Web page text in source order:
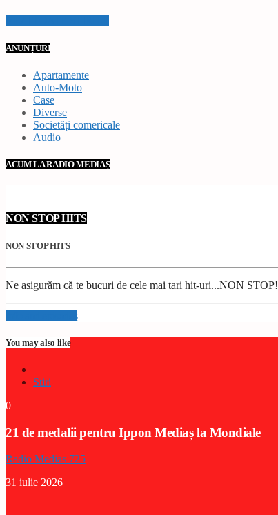
ANUNȚURI
Apartamente
Auto-Moto
Case
Diverse
Societăți comericale
Audio
ACUM LA RADIO MEDIAȘ
NON STOP HITS
NON STOP HITS
Ne asigurăm că te bucuri de cele mai tari hit-uri...NON STOP!
Info and episodes
You may also like
Stiri
0
21 de medalii pentru Ippon Mediaș la Mondiale
Radio Medias 725
31 iulie 2026